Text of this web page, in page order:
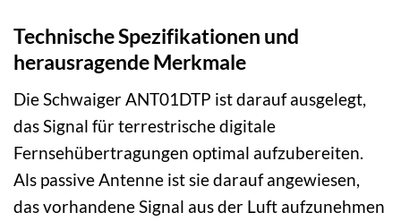
Technische Spezifikationen und
herausragende Merkmale
Die Schwaiger ANT01DTP ist darauf ausgelegt,
das Signal für terrestrische digitale
Fernsehübertragungen optimal aufzubereiten.
Als passive Antenne ist sie darauf angewiesen,
das vorhandene Signal aus der Luft aufzunehmen